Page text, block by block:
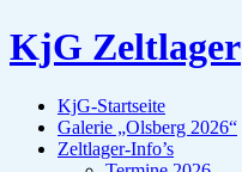
KjG Zeltlager
KjG-Startseite
Galerie „Olsberg 2026“
Zeltlager-Info’s